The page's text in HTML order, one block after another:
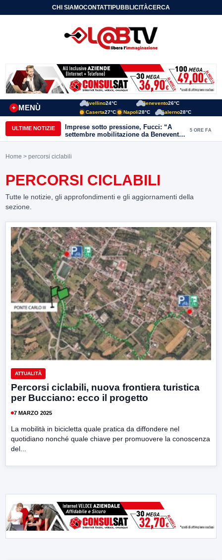
CHI SIAMOCONTATTIPUBBLICITÀCERCA
MENÙ
+
Avellino24°C Benevento26°C
Caserta27°C Napoli28°C Salerno28°C
ULTIME NOTIZIE
Imprese sotto pressione, Fucci: “A
settembre mobilitazione da Benevento
e Avellino”
5 ORE FA
Home > percorsi ciclabili
PERCORSI CICLABILI
Tutte le notizie, gli approfondimenti e gli aggiornamenti della
sezione.
ATTUALITÀ
Percorsi ciclabili, nuova frontiera turistica
per Bucciano: ecco il progetto
7 MARZO 2025
La mobilità in bicicletta quale pratica da diffondere nel
quotidiano nonché quale chiave per promuovere la conoscenza
del...